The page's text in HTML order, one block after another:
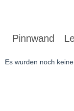
Pinnwand
Es wurden noch